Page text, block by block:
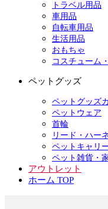
トラベル用品
車用品
自転車用品
生活用品
おもちゃ
コスチューム
ペットグッズ
ペットグッズ
ペットウェア
首輪
リード・ハー
ペットキャリ
ペット雑貨・
アウトレット
ホーム TOP